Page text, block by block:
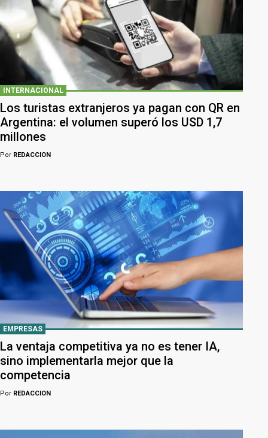
INTERNACIONAL
Los turistas extranjeros ya pagan con QR en
Argentina: el volumen superó los USD 1,7
millones
Por REDACCION
EMPRESAS
La ventaja competitiva ya no es tener IA,
sino implementarla mejor que la
competencia
Por REDACCION